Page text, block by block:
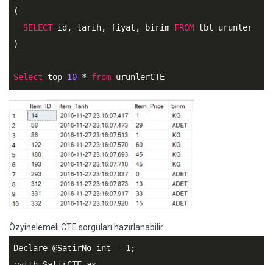
(
SELECT id, tarih, fiyat, birim FROM tbl_urunler
)
Select top 10 * from urunlerCTE
Özyinelemeli CTE sorguları hazırlanabilir..
Declare @SatirNo int = 1;